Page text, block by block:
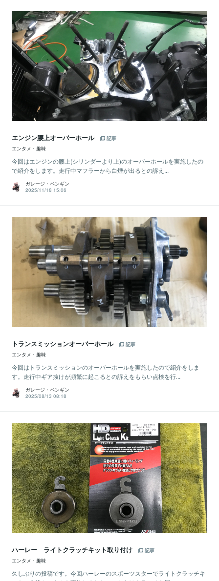
エンジン腰上オーバーホール
記事
エンタメ・趣味
今回はエンジンの腰上(シリンダーより上)のオーバーホールを実施したの
で紹介をします。走行中マフラーから白煙が出るとの訴え...
ガレージ・ペンギン
2025/11/18 15:06
トランスミッションオーバーホール
記事
エンタメ・趣味
今回はトランスミッションのオーバーホールを実施したので紹介をしま
す。走行中ギア抜けが頻繁に起こるとの訴えをもらい点検を行...
ガレージ・ペンギン
2025/08/13 08:18
ハーレー ライトクラッチキット取り付け
記事
エンタメ・趣味
久しぶりの投稿です。今回ハーレーのスポーツスターでライトクラッチキ